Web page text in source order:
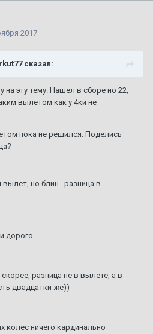
2017
сказал:
эту тему. Нашел в сборе но 22,
вылетом как у 4ки не
пока не решился. Поделись
но блин.. разница в
дорого.
разница не в вылете, а в
двадцатки же))
колес ничего кардинально